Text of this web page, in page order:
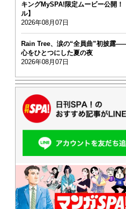
キングMySPA!限定ムービー公開！
ル】
2026年08月07日
Rain Tree、涙の“全員曲”初披露
心をひとつにした夏の夜
2026年08月07日